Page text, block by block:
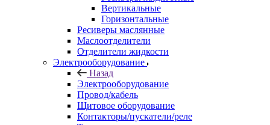
Вертикальные
Горизонтальные
Ресиверы маслянные
Маслоотделители
Отделители жидкости
Электрооборудование
Назад
Электрооборудование
Провод/кабель
Щитовое оборудование
Контакторы/пускатели/реле